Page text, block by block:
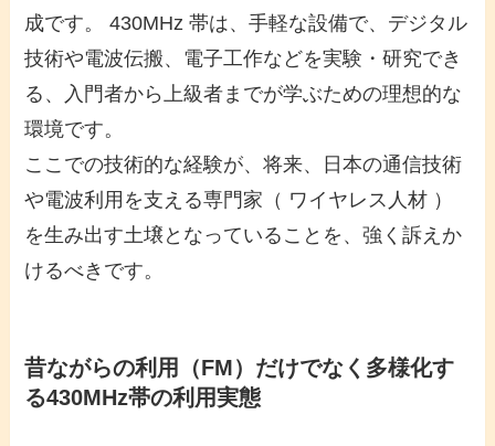
成です。 430MHz 帯は、手軽な設備で、デジタル
技術や電波伝搬、電子工作などを実験・研究でき
る、入門者から上級者までが学ぶための理想的な
環境です。
ここでの技術的な経験が、将来、日本の通信技術
や電波利用を支える専門家（ ワイヤレス人材 ）
を生み出す土壌となっていることを、強く訴えか
けるべきです。
昔ながらの利用（FM）だけでなく多様化す
る430MHz帯の利用実態